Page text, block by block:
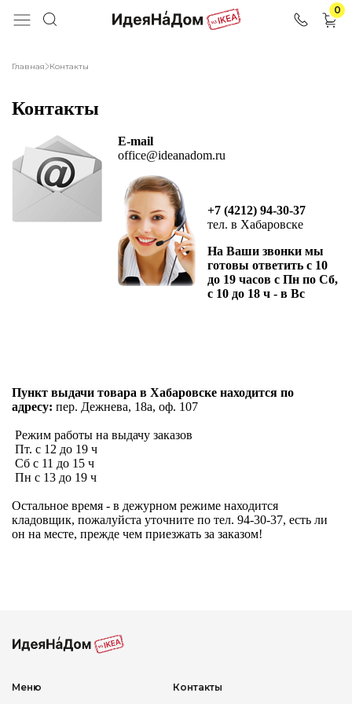
0
Главная Контакты
Контакты
E-mail
office@ideanadom.ru
+7 (4212) 94-30-37
тел. в Хабаровске
На Ваши звонки мы
готовы ответить с 10
до 19 часов с Пн по Сб,
с 10 до 18 ч - в Вс
Пункт выдачи товара в Хабаровске находится по
адресу: пер. Дежнева, 18а, оф. 107
Режим работы на выдачу заказов
Пт. с 12 до 19 ч
Сб с 11 до 15 ч
Пн с 13 до 19 ч
Остальное время - в дежурном режиме находится
кладовщик, пожалуйста уточните по тел. 94-30-37, есть ли
он на месте, прежде чем приезжать за заказом!
Меню Контакты